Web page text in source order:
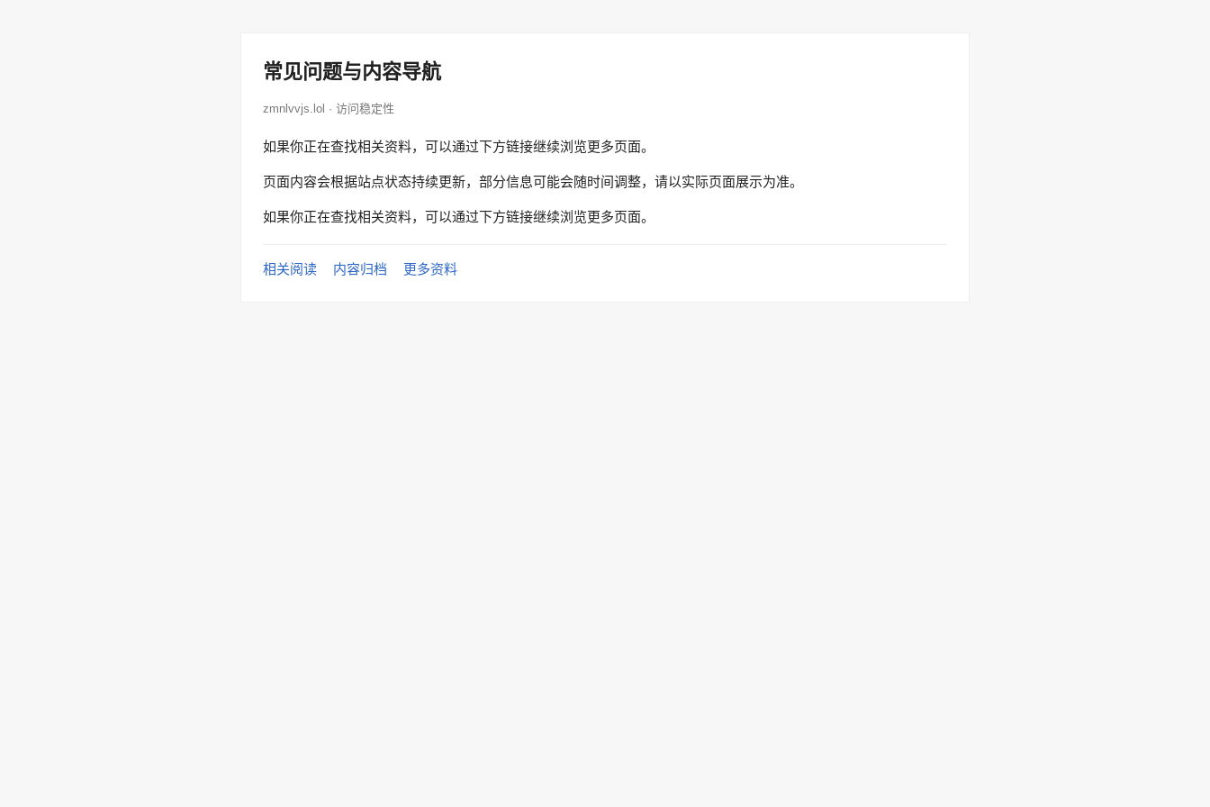
常见问题与内容导航
zmnlvvjs.lol · 访问稳定性
如果你正在查找相关资料，可以通过下方链接继续浏览更多页面。
页面内容会根据站点状态持续更新，部分信息可能会随时间调整，请以实际页面展示为准。
如果你正在查找相关资料，可以通过下方链接继续浏览更多页面。
相关阅读 内容归档 更多资料